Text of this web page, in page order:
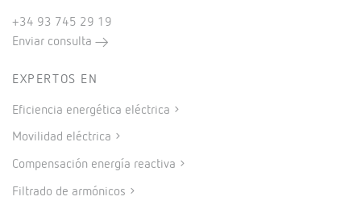
+34 93 745 29 19
Enviar consulta
EXPERTOS EN
Eficiencia energética eléctrica
Movilidad eléctrica
Compensación energía reactiva
Filtrado de armónicos